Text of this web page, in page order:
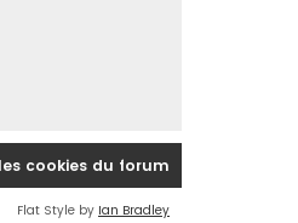
cookies du forum
Flat Style by Ian Bradley